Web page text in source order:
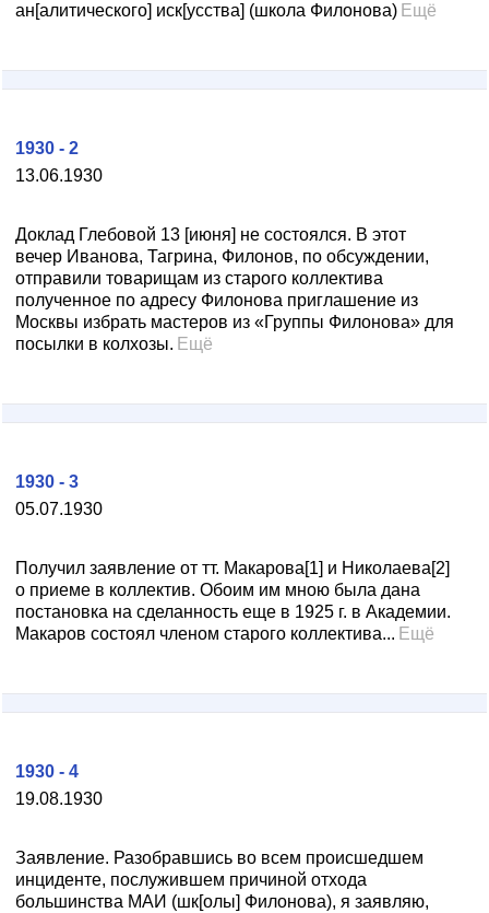
ан[алитического] иск[усства] (школа Филонова) Ещё
13.06.1930
1930 - 2
Доклад Глебовой 13 [июня] не состоялся. В этот
вечер Иванова, Тагрина, Филонов, по обсуждении,
отправили товарищам из старого коллектива
полученное по адресу Филонова приглашение из
Москвы избрать мастеров из «Группы Филонова» для
посылки в колхозы. Ещё
05.07.1930
1930 - 3
Получил заявление от тт. Макарова[1] и Николаева[2]
о приеме в коллектив. Обоим им мною была дана
постановка на сделанность еще в 1925 г. в Академии.
Макаров состоял членом старого коллектива... Ещё
19.08.1930
1930 - 4
Заявление. Разобравшись во всем происшедшем
инциденте, послужившем причиной отхода
большинства МАИ (шк[олы] Филонова), я заявляю,